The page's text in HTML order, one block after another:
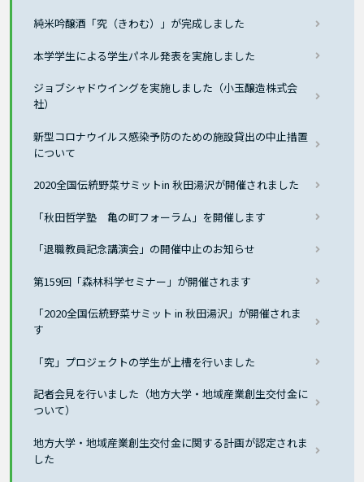
純米吟醸酒「究（きわむ）」が完成しました
本学学生による学生パネル発表を実施しました
ジョブシャドウイングを実施しました（小玉醸造株式会
社）
新型コロナウイルス感染予防のための施設貸出の中止措置
について
2020全国伝統野菜サミットin 秋田湯沢が開催されました
「秋田哲学塾 亀の町フォーラム」を開催します
「退職教員記念講演会」の開催中止のお知らせ
第159回「森林科学セミナー」が開催されます
「2020全国伝統野菜サミット in 秋田湯沢」が開催されま
す
「究」プロジェクトの学生が上槽を行いました
記者会見を行いました（地方大学・地域産業創生交付金に
ついて）
地方大学・地域産業創生交付金に関する計画が認定されま
した